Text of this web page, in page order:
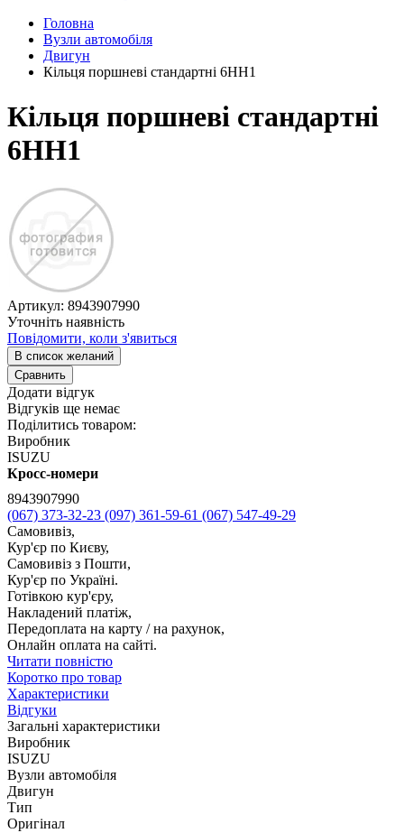
Головна
Вузли автомобіля
Двигун
Кільця поршневі стандартні 6НН1
Кільця поршневі стандартні
6НН1
Артикул: 8943907990
Уточніть наявність
Повідомити, коли з'явиться
В список желаний
Сравнить
Додати відгук
Відгуків ще немає
Поділитись товаром:
Виробник
ISUZU
Кросс-номери
8943907990
(067) 373-32-23 (097) 361-59-61 (067) 547-49-29
Самовивіз,
Кур'єр по Києву,
Самовивіз з Пошти,
Кур'єр по Україні.
Готівкою кур'єру,
Накладений платіж,
Передоплата на карту / на рахунок,
Онлайн оплата на сайті.
Читати повністю
Коротко про товар
Характеристики
Відгуки
Загальні характеристики
Виробник
ISUZU
Вузли автомобіля
Двигун
Тип
Оригінал